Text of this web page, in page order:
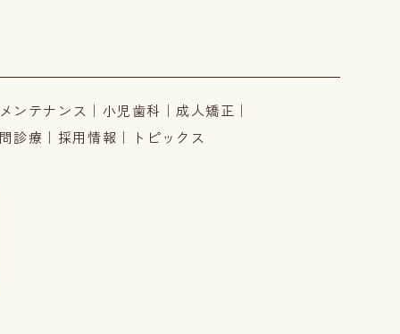
ンテナンス ｜ 小児歯科 ｜ 成人矯正 ｜
診療 ｜ 採用情報 ｜ トピックス